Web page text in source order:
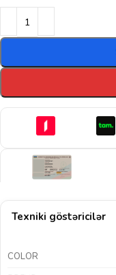
Texniki göstəricilər
COLOR